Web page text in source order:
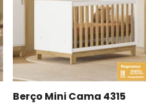
Berço Mini Cama 4315